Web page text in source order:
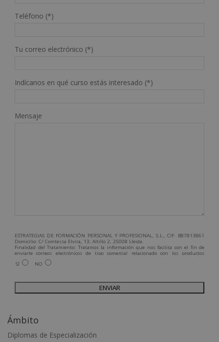
Teléfono (*)
Tu correo electrónico (*)
Indícanos en qué curso estás interesado (*)
Mensaje
ESTRATEGIAS DE FORMACIÓN PERSONAL Y PROFESIONAL, S.L., CIF: B87813861
Domicilio: C/ Comtessa Elvira, 13, Altillo 2, 25008 Lleida.
Finalidad del Tratamiento: Tratamos la información que nos facilita con el fin de
enviarle correos electrónicos de tipo comercial relacionado con los productos
ofrecidos y otros tipo de productos que fueran de su interés.
Legitimación del tratamiento: Consentimiento del interesado.
Para más información consulte nuestra Política de Privacidad.
Desea recibir información comercial (vía telefónica y/o email):
SÍ NO
t
e
Ámbito
Diplomas de Especialización